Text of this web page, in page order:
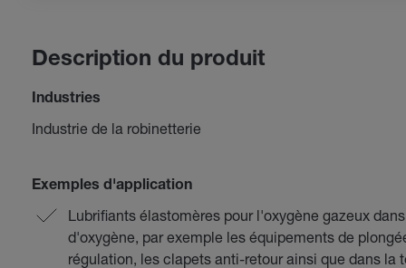
Description du produit
Industries
Industrie de la robinetterie
Exemples d'application
Lubrifiants élastomères pour l'oxygène gazeux
d'oxygène, par exemple les équipements de
régulation, les clapets anti-retour ainsi que dans la